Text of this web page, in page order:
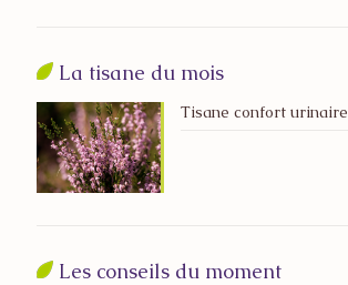
La tisane du mois
Tisane confort urinaire
Les conseils du moment